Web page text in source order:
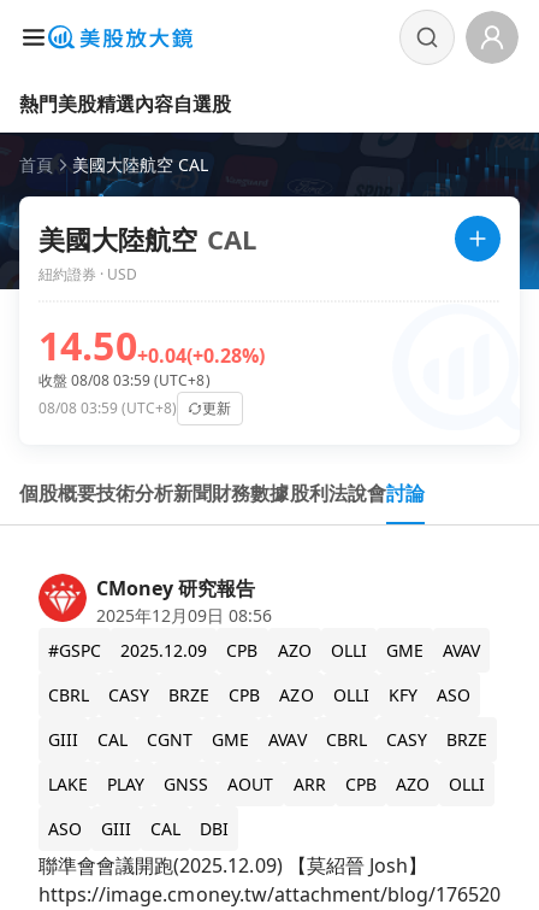
熱門美股精選內容自選股
首頁 美國大陸航空 CAL
美國大陸航空 CAL
紐約證券 · USD
14.50+0.04(+0.28%)
收盤 08/08 03:59 (UTC+8)
08/08 03:59 (UTC+8)
更新
個股概要技術分析新聞財務數據股利法說會討論
CMoney 研究報告
2025年12月09日 08:56
#GSPC
2025.12.09 CPB AZO OLLI GME
AVAV
CBRL
CASY BRZE CPB AZO OLLI KFY
ASO
GIII
CAL CGNT GME AVAV CBRL CASY
BRZE
LAKE
PLAY GNSS AOUT ARR CPB AZO
OLLI
ASO
GIII CAL DBI
聯準會會議開跑(2025.12.09) 【莫紹晉 Josh】
https://image.cmoney.tw/attachment/blog/